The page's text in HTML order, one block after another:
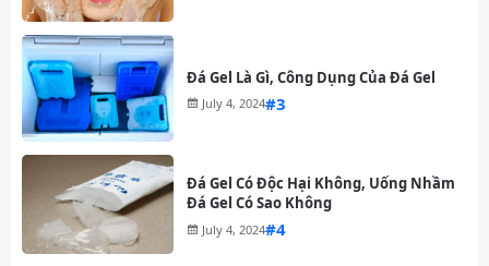
Đá Gel Là Gì, Công Dụng Của Đá Gel
July 4, 2024#
Đá Gel Có Độc Hại Không, Uống Nhầm
Đá Gel Có Sao Không
July 4, 2024#